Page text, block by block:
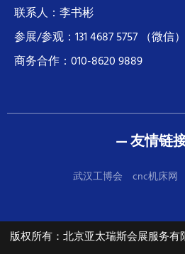
联系人：李书彬
参展/参观：131 4687 5757 （微信）
商务合作：010-8620 9889
— 友情链
武汉工博会 cnc机床网
版权所有：北京亚太瑞斯会展服务有